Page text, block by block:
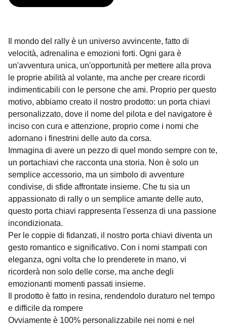
Il mondo del rally è un universo avvincente, fatto di
velocità, adrenalina e emozioni forti. Ogni gara è
un'avventura unica, un'opportunità per mettere alla prova
le proprie abilità al volante, ma anche per creare ricordi
indimenticabili con le persone che ami. Proprio per questo
motivo, abbiamo creato il nostro prodotto: un porta chiavi
personalizzato, dove il nome del pilota e del navigatore è
inciso con cura e attenzione, proprio come i nomi che
adornano i finestrini delle auto da corsa.
Immagina di avere un pezzo di quel mondo sempre con te,
un portachiavi che racconta una storia. Non è solo un
semplice accessorio, ma un simbolo di avventure
condivise, di sfide affrontate insieme. Che tu sia un
appassionato di rally o un semplice amante delle auto,
questo porta chiavi rappresenta l'essenza di una passione
incondizionata.
Per le coppie di fidanzati, il nostro porta chiavi diventa un
gesto romantico e significativo. Con i nomi stampati con
eleganza, ogni volta che lo prenderete in mano, vi
ricorderà non solo delle corse, ma anche degli
emozionanti momenti passati insieme.
Il prodotto è fatto in resina, rendendolo duraturo nel tempo
e difficile da rompere
Ovviamente è 100% personalizzabile nei nomi e nel